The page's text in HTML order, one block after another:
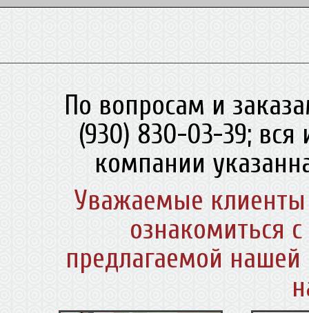
По вопросам и
(930) 830-03-39;
компании
Уважаемые
ознакомиться
предлагаемой